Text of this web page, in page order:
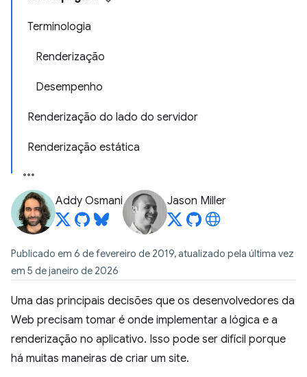
Terminologia
Renderização
Desempenho
Renderização do lado do servidor
Renderização estática
Addy Osmani Jason Miller
Publicado em 6 de fevereiro de 2019, atualizado pela última vez
em 5 de janeiro de 2026
Uma das principais decisões que os desenvolvedores da
Web precisam tomar é onde implementar a lógica e a
renderização no aplicativo. Isso pode ser difícil porque
há muitas maneiras de criar um site.